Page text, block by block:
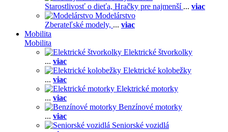
Starostlivosť o dieťa, Hračky pre najmenší ... viac
Modelárstvo
Zberateľské modely, ... viac
Mobilita
Mobilita
Elektrické štvorkolky
... viac
Elektrické kolobežky
... viac
Elektrické motorky
... viac
Benzínové motorky
... viac
Seniorské vozidlá